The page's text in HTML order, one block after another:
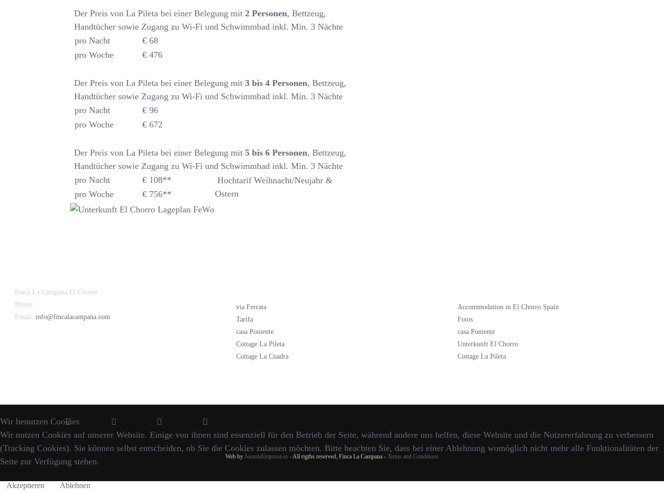
Der Preis von La Pileta bei einer Belegung mit2 Personen, Bettzeug,
Handtücher sowie Zugang zu Wi-Fi und Schwimmbad inkl. Min. 3 Nächte
pro Nacht
€ 68
pro Woche
€ 476
Der Preis von La Pileta bei einer Belegung mit3 bis 4 Personen, Bettzeug,
Handtücher sowie Zugang zu Wi-Fi und Schwimmbad inkl. Min. 3 Nächte
pro Nacht
€ 96
pro Woche
€ 672
Der Preis von La Pileta bei einer Belegung mit5 bis 6 Personen, Bettzeug,
Handtücher sowie Zugang zu Wi-Fi und Schwimmbad inkl. Min. 3 Nächte
pro Nacht
€ 108**
Hochtarif Weihnacht/Neujahr &
Ostern
pro Woche € 756**
Finca La Campana El Chorro
Phone:
Email: info@fincalacampana.com
via Ferrata
Tarifa
casa Poniente
Cottage La Pileta
Cottage La Cuadra
Accommodation in El Chorro Spain
Fotos
casa Poniente
Unterkunft El Chorro
Cottage La Pileta
Web by JoomlaEmpresa.es - All rigths reserved, Finca La Campana - Terms and Conditions
Wir benutzen Cookies
Wir nutzen Cookies auf unserer Website. Einige von ihnen sind essenziell für den Betrieb der Seite, während andere uns helfen, diese Website und die Nutzererfahrung zu verbessern
(Tracking Cookies). Sie können selbst entscheiden, ob Sie die Cookies zulassen möchten. Bitte beachten Sie, dass bei einer Ablehnung womöglich nicht mehr alle Funktionalitäten der
Seite zur Verfügung stehen.
Akzeptieren Ablehnen